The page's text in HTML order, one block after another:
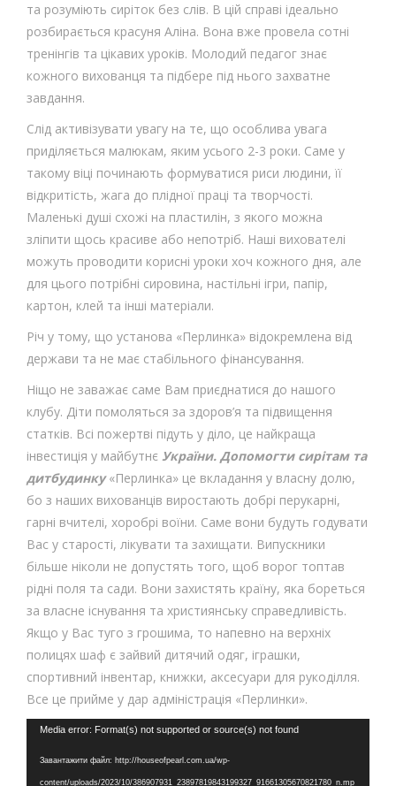
та розуміють сиріток без слів. В цій справі ідеально
розбирається красуня Аліна. Вона вже провела сотні
тренінгів та цікавих уроків. Молодий педагог знає
кожного вихованця та підбере під нього захватне
завдання.
Слід активізувати увагу на те, що особлива увага
приділяється малюкам, яким усього 2-3 роки. Саме у
такому віці починають формуватися риси людини, її
відкритість, жага до плідної праці та творчості.
Маленькі душі схожі на пластилін, з якого можна
зліпити щось красиве або непотріб. Наші вихователі
можуть проводити корисні уроки хоч кожного дня, але
для цього потрібні сировина, настільні ігри, папір,
картон, клей та інші матеріали.
Річ у тому, що установа «Перлинка» відокремлена від
держави та не має стабільного фінансування.
Ніщо не заважає саме Вам приєднатися до нашого
клубу. Діти помоляться за здоров’я та підвищення
статків. Всі пожертві підуть у діло, це найкраща
інвестиція у майбутнє України. Допомогти сирітам та
дитбудинку«Перлинка» це вкладання у власну долю,
бо з наших вихованців виростають добрі перукарні,
гарні вчителі, хоробрі воїни. Саме вони будуть годувати
Вас у старості, лікувати та захищати. Випускники
більше ніколи не допустять того, щоб ворог топтав
рідні поля та сади. Вони захистять країну, яка бореться
за власне існування та християнську справедливість.
Якщо у Вас туго з грошима, то напевно на верхніх
полицях шаф є зайвий дитячий одяг, іграшки,
спортивний інвентар, книжки, аксесуари для рукоділля.
Все це прийме у дар адміністрація «Перлинки».
Відеопрогравач
Media error: Format(s) not supported or source(s) not found
Завантажити файл: http://houseofpearl.com.ua/wp-
content/uploads/2023/10/386907931_23897819843199327_91661305670821780_n.mp